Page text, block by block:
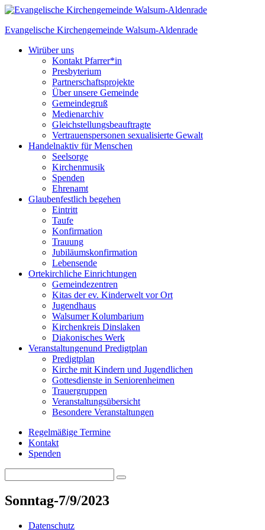
Skip
content
Evangelische Kirchengemeinde Walsum-Aldenrade
Wirüber uns
Kontakt Pfarrer*in
Presbyterium
Partnerschaftsprojekte
Über unsere Gemeinde
Gemeindegruß
Medienarchiv
Gleichstellungs­beauftragte
Vertrauenspersonen sexualisierte Gewalt
Handelnaktiv für Menschen
Seelsorge
Kirchenmusik
Spenden
Ehrenamt
Glaubenfestlich begehen
Eintritt
Taufe
Konfirmation
Trauung
Jubiläumskonfirmation
Lebensende
Ortekirchliche Einrichtungen
Gemeindezentren
Kitas der ev. Kinderwelt vor Ort
Jugendhaus
Walsumer Kolumbarium
Kirchenkreis Dinslaken
Diakonisches Werk
Veranstaltungenund Predigtplan
Predigtplan
Kirche mit Kindern und Jugendlichen
Gottesdienste in Seniorenheimen
Trauergruppen
Veranstaltungsübersicht
Besondere Veranstaltungen
Regelmäßige Termine
Kontakt
Spenden
for:
Search
Sonntag-7/9/2023
Datenschutz